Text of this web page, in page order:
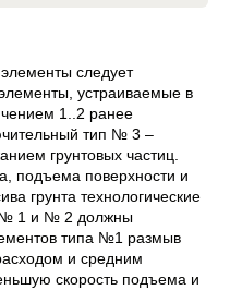
следует
устраиваемые в
1..2 ранее
тип № 3 –
грунтовых частиц.
подъема поверхности и
грунта технологические
№ 1 и № 2 должны
типа №1 размыв
и средним
скорость подъема и